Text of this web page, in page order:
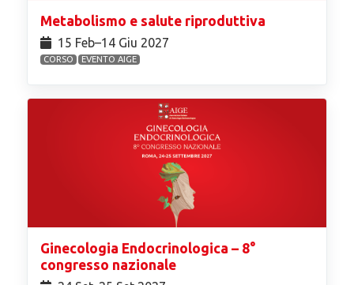
Metabolismo e salute riproduttiva
15 Feb⁠–14 Giu 2027
CORSO EVENTO AIGE
Ginecologia Endocrinologica – 8°
congresso nazionale